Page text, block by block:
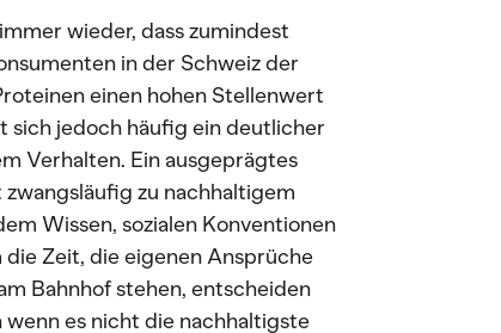
wieder, dass zumindest
in der Schweiz der
einen hohen Stellenwert
sich jedoch häufig ein deutlicher
Verhalten. Ein ausgeprägtes
zu nachhaltigem
Wissen, sozialen Konventionen
Zeit, die eigenen Ansprüche
Bahnhof stehen, entscheiden
es nicht die nachhaltigste